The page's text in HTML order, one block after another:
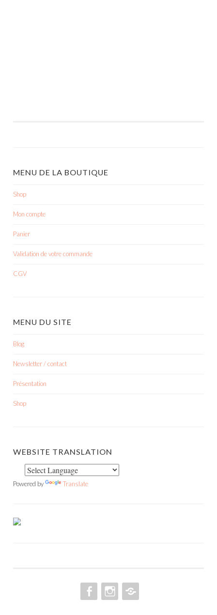
MENU DE LA BOUTIQUE
Shop
Mon compte
Panier
Validation de votre commande
CGV
MENU DU SITE
Blog
Newsletter / contact
Présentation
Shop
WEBSITE TRANSLATION
Powered by Translate